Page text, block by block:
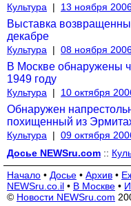
Культура | 13 ноября 2006
Выставка
декабре
Культура | 08 ноября 2006
В Москве обнаружены
1949 году
Культура | 10 октября
Обнаружен
похищенный из
Культура | 09 октября 2006
Досье NEWSru.com ::
Начало • Досье • Архив •
NEWSru.co.il • В Москве •
© Новости NEWSru.com